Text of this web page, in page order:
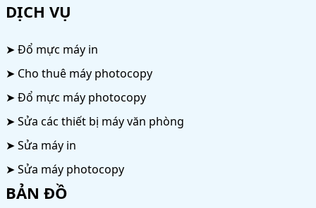
DỊCH VỤ
➤ Đổ mực máy in
➤ Cho thuê máy photocopy
➤ Đổ mực máy photocopy
➤ Sửa các thiết bị máy văn phòng
➤ Sửa máy in
➤ Sửa máy photocopy
BẢN ĐỒ